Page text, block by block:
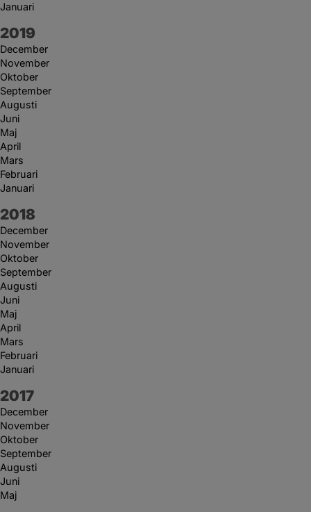
Januari
År:
2019
December
November
Oktober
September
Augusti
Juni
Maj
April
Mars
Februari
Januari
År:
2018
December
November
Oktober
September
Augusti
Juni
Maj
April
Mars
Februari
Januari
År:
2017
December
November
Oktober
September
Augusti
Juni
Maj